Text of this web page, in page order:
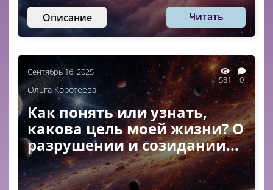
Описание Читать
Сентябрь 16, 2025
581 0
Ольга Коротеева
Как понять или узнать,
какова цель моей жизни? О
разрушении и созидании...